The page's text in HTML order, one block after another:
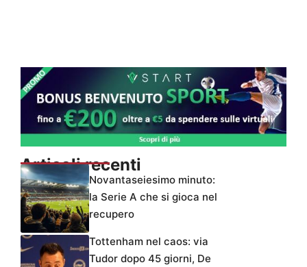
Articoli recenti
Novantaseiesimo minuto:
la Serie A che si gioca nel
recupero
Tottenham nel caos: via
Tudor dopo 45 giorni, De